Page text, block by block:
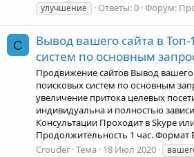
улучшение
Ответы: 0 Форум:
C
Вывод вашего сайта в
систем по основным
Продвижение сайтов Вывод вашего
поисковых систем по основным
увеличение притока целевых
индивидуальна и полностью
Консультации Проходит в Skype
Продолжительность 1 час. Формат
Crouder Тема 18 Июл 2020